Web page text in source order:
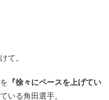
て。
『徐々にペースを上げてい
いる角田選手。